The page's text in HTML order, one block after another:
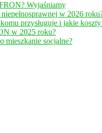
Wyjaśniamy
w 2026
przysługuje i jakie
w 2025 roku?
mieszkanie socjalne?